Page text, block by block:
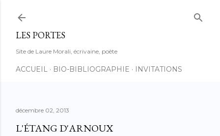
LES PORTES
Site de Laure Morali, écrivaine, poète
ACCUEIL BIO-BIBLIOGRAPHIE INVITATIONS
décembre 02, 2013
L'ÉTANG D'ARNOUX